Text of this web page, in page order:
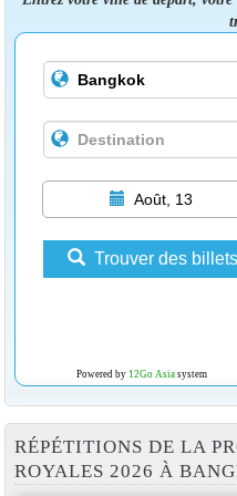
Août, 13
Trouver des billets
Powered by 12Go Asiasystem
RÉPÉTITIONS DE LA
ROYALES 2026 À